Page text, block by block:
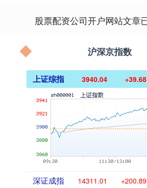
股票配资公司开户网站文章
沪深京指数
上证综指 3940.04 +39.68
深证成指 14311.01 +200.89